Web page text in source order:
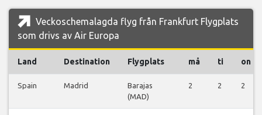
Veckoschemalagda flyg från Frankfurt Flygplats
som drivs av Air Europa
Land Destination Flygplats må ti on
Spain Madrid
Barajas
(MAD)
2 2 2